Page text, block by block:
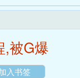
,被G爆
入书签